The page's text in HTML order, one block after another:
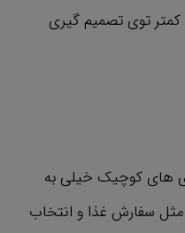
توی تصمیم گیری
های کوچیک خیلی به
سفارش غذا و انتخاب